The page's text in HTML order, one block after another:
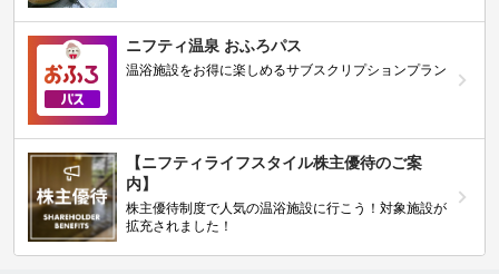
ニフティ温泉 おふろパス
温浴施設をお得に楽しめるサブスクリプションプラン
【ニフティライフスタイル株主優待のご案
内】
株主優待制度で人気の温浴施設に行こう！対象施設が
拡充されました！